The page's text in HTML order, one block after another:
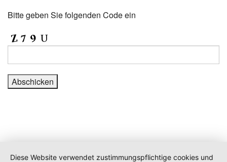
Bitte geben Sie folgenden Code ein
Diese Website verwendet zustimmungspflichtige cookies und